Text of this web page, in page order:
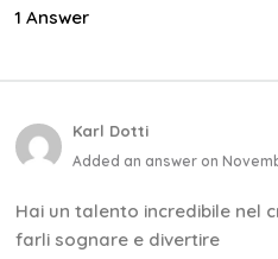
1 Answer
Karl Dotti
Added an answer on
Hai un talento incredibile nel
farli sognare e divertire